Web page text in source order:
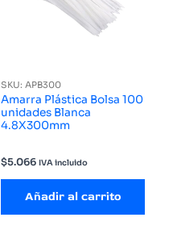
SKU: APB300
Amarra Plástica Bolsa 100
unidades Blanca
4.8X300mm
$5.066 IVA incluido
Añadir al carrito